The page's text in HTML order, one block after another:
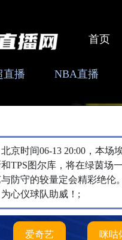
首页
直播 NBA直播
京时间06-13 20:00，本场
TPS图尔库，将在绿茵场
防守的较量定会精彩绝伦
心仪球队助威！;
爱奇艺 咪咕